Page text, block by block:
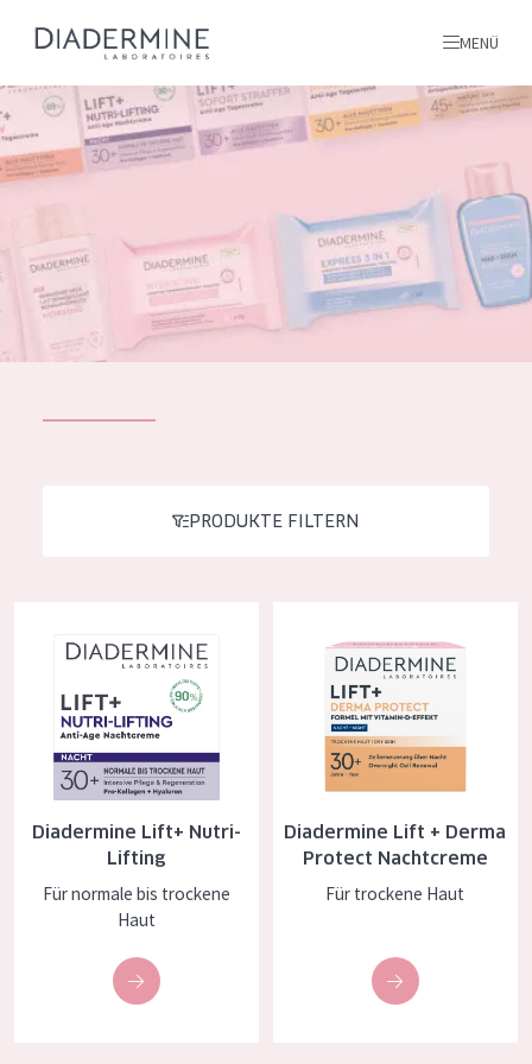
Hautregeneration
Hautstraffung
PRODUKTTYP
Tagescreme
Nachtcreme
Augencreme
Reinigung
ALLE PRODUKTE
Alle produkte
MENÜ
inhaltsstoffe
Über uns
Inspiration
Greek
PRODUKTE FILTERN
Diadermine Lift+ Nutri-
Lifting
Für normale bis trockene
Haut
Diadermine Lift + Derma
Protect Nachtcreme
Für trockene Haut